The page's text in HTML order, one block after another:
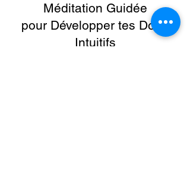
Méditation Guidée
pour Développer tes Dons
Intuitifs